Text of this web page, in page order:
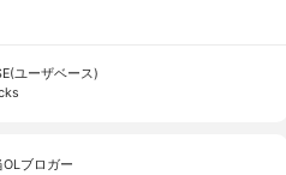
ユーザベース)
ブロガー